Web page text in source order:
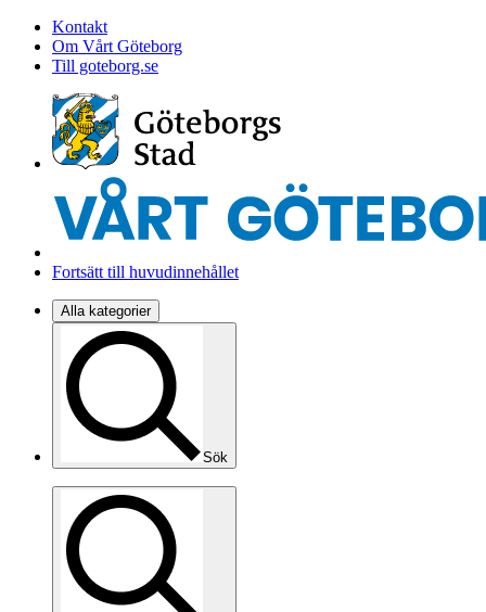
Kontakt
Om Vårt Göteborg
Till goteborg.se
Fortsätt till huvudinnehållet
Alla kategorier
Sök